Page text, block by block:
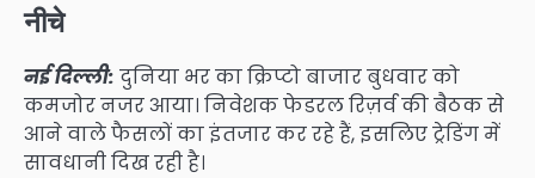
नीचे
नई दिल्ली: दुनिया भर का क्रिप्टो बाजार बुधवार को
कमजोर नजर आया। निवेशक फेडरल रिज़र्व की बैठक से
आने वाले फैसलों का इंतजार कर रहे हैं, इसलिए ट्रेडिंग में
सावधानी दिख रही है।